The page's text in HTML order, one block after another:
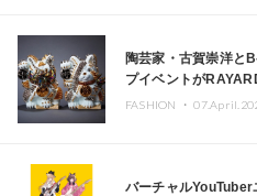
陶芸家・古賀崇洋と
プイベントが
FASHION ・
バーチャル